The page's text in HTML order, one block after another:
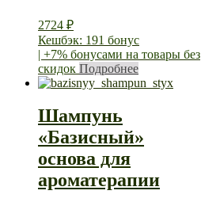
2724 ₽
Кешбэк: 191 бонус
| +7% бонусами на товары без
скидок Подробнее
Шампунь
«Базисный»
основа для
ароматерапии